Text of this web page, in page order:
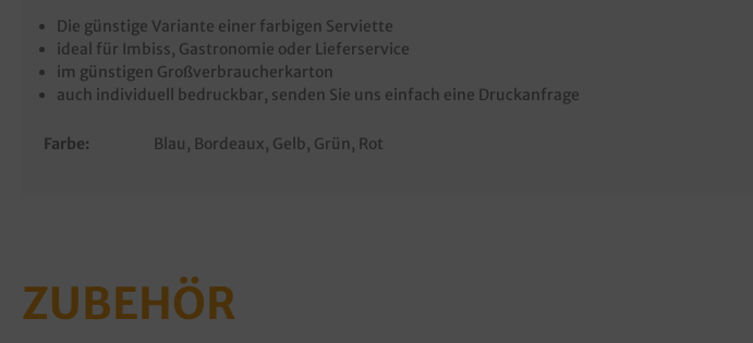
Die günstige Variante einer farbigen Serviette
ideal für Imbiss, Gastronomie oder Lieferservice
im günstigen Großverbraucherkarton
auch individuell bedruckbar, senden Sie uns einfach eine Druckanfrage
Farbe: Blau , Bordeaux , Gelb , Grün , Rot
ZUBEHÖR